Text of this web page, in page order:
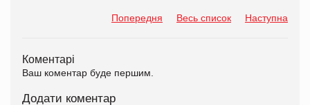
Попередня Весь список Наступна
Коментарі
Ваш коментар буде першим.
Додати коментар